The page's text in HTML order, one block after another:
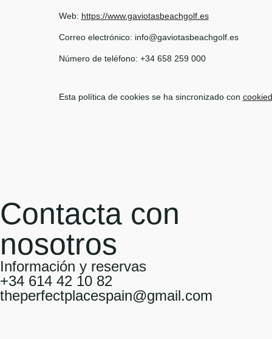
Web: https://www.gaviotasbeachgolf.es
Correo electrónico: info@gaviotasbeachgolf.es
Número de teléfono: +34 658 259 000
Esta política de cookies se ha sincronizado con
Contacta con
nosotros
Información y reservas
+34 614 42 10 82
theperfectplacespain@gmail.com